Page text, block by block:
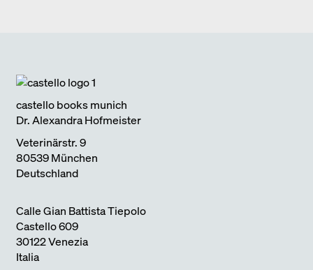
ARCHITEKTUR UND KLIMAWANDEL
castello books munich
Dr. Alexandra Hofmeister
Veterinärstr. 9
80539 München
Deutschland
Calle Gian Battista Tiepolo
Castello 609
30122 Venezia
Italia